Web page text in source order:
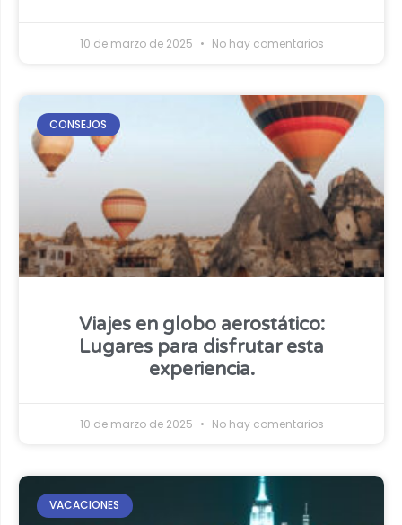
10 de marzo de 2025 No hay comentarios
CONSEJOS
Viajes en globo aerostático:
Lugares para disfrutar esta
experiencia.
10 de marzo de 2025 No hay comentarios
VACACIONES